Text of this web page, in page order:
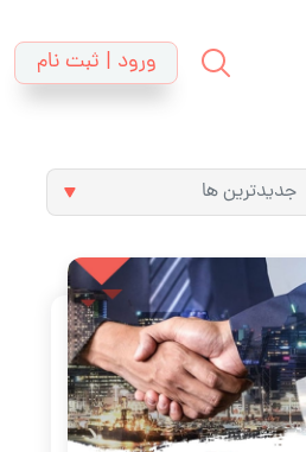
ورود | ثبت نام